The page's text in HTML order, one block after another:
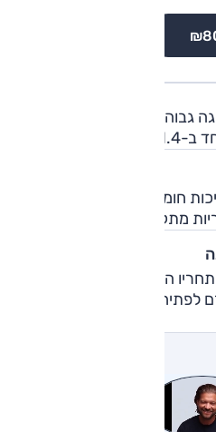
גבוהה וטובה, תא מטען, נוחות
חומרים, עידון, בידוד רעשים,
מתקדמות (שקיימות בדגם).
המודרניים, חבל שהעדר
לפתיחת הפער מחדש.